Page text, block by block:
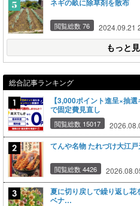
ネギの畝に除草剤を散布
閲覧総数 76 2024.09.21
もっと
総合記事ランキング
【3,000ポイント進呈×抽
で固定費見直し
閲覧総数 15017
てんや名物 たれづけ大江
閲覧総数 4426
夏に切り戻しで繰り返し
ベナ…